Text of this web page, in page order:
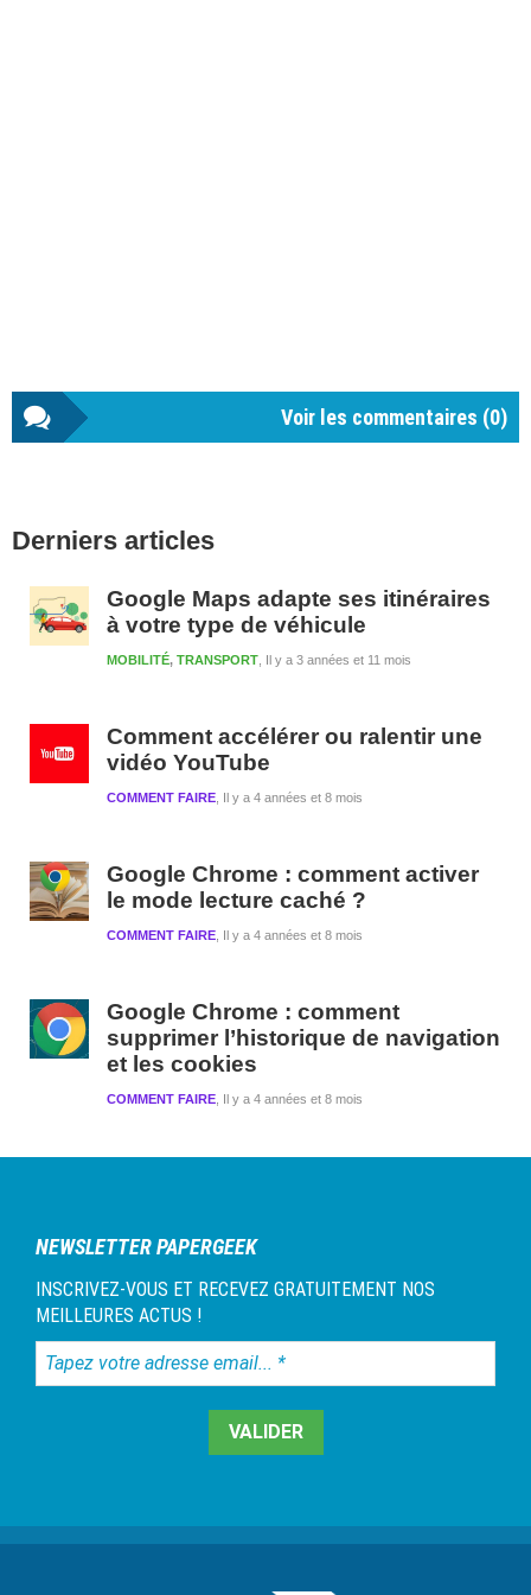
Voir les commentaires (0)
latérale
Derniers articles
Google Maps adapte ses itinéraires
à votre type de véhicule
Il y a 3 années et 11 mois
MOBILITÉ, TRANSPORT
Comment accélérer ou ralentir une
vidéo YouTube
Il y a 4 années et 8 mois
COMMENT FAIRE
Google Chrome : comment activer
le mode lecture caché ?
Il y a 4 années et 8 mois
COMMENT FAIRE
Google Chrome : comment
supprimer l’historique de navigation
et les cookies
Il y a 4 années et 8 mois
COMMENT FAIRE
NEWSLETTER PAPERGEEK
INSCRIVEZ-VOUS ET RECEVEZ GRATUITEMENT NOS
MEILLEURES ACTUS !
Tapez
votre